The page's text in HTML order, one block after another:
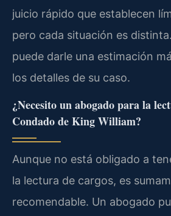
juicio rápido que establecen
pero cada situación es
puede darle una estimación
los detalles de su caso.
¿Necesito un abogado para la
Condado de King William?
Aunque no está obligado a
la lectura de cargos, es
recomendable. Un abogado